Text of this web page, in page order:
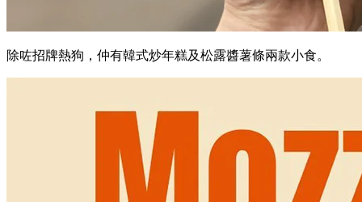
除咗招牌熱狗，仲有韓式炒年糕及松露醬薯條兩款小食。